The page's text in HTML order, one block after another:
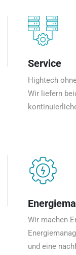
Service
Hightech
Wir liefern
Wir machen
und eine